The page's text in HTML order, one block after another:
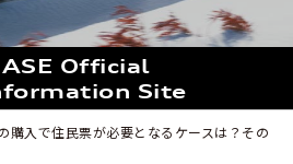
Official
Site
購入で住民票が必要となるケースは？その